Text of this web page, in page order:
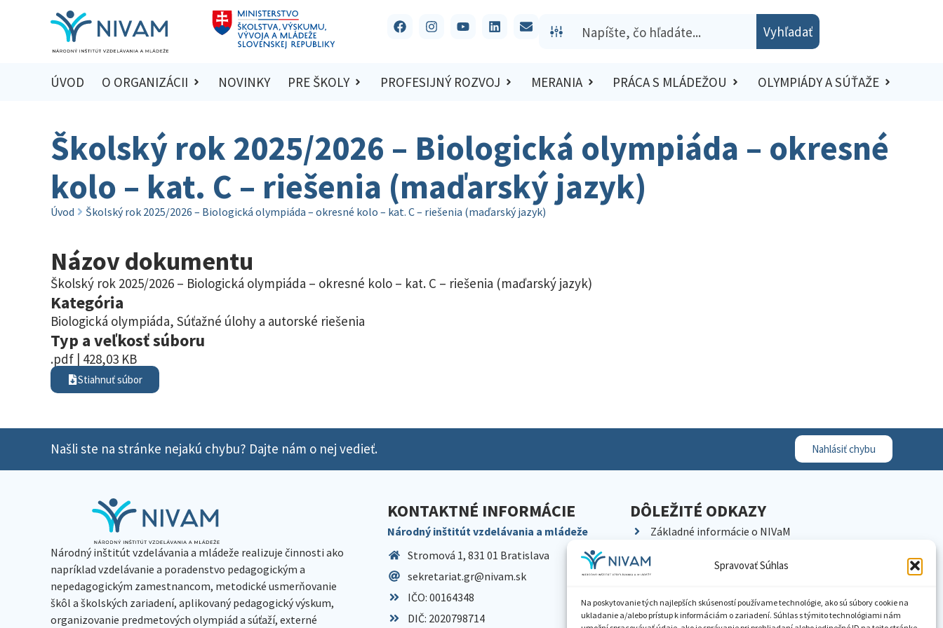
Spravovať Súhlas
Na poskytovanie tých najlepších skúseností používame technológie, ako sú súbory cookie na
ukladanie a/alebo prístup k informáciám o zariadení. Súhlas s týmito technológiami nám
Vyhľadať
ÚVOD O ORGANIZÁCII NOVINKY PRE ŠKOLY PROFESIJNÝ ROZVOJ MERANIA PRÁCA S MLÁDEŽOU OLYMPIÁDY A SÚŤAŽE
Školský rok 2025/2026 – Biologická olympiáda – okresné
kolo – kat. C – riešenia (maďarský jazyk)
Úvod Školský rok 2025/2026 – Biologická olympiáda – okresné kolo – kat. C – riešenia (maďarský jazyk)
Názov dokumentu
Školský rok 2025/2026 – Biologická olympiáda – okresné kolo – kat. C – riešenia (maďarský jazyk)
Kategória
Biologická olympiáda, Súťažné úlohy a autorské riešenia
Typ a veľkosť súboru
.pdf | 428,03 KB
Stiahnuť súbor
Našli ste na stránke nejakú chybu? Dajte nám o nej vedieť. Nahlásiť chybu
Národný inštitút vzdelávania a mládeže realizuje činnosti ako
napríklad vzdelávanie a poradenstvo pedagogickým a
nepedagogickým zamestnancom, metodické usmerňovanie
škôl a školských zariadení, aplikovaný pedagogický výskum,
organizovanie predmetových olympiád a súťaží, externé
KONTAKTNÉ INFORMÁCIE
Národný inštitút vzdelávania a mládeže
Stromová 1, 831 01 Bratislava
sekretariat.gr@nivam.sk
IČO: 00164348
DIČ: 2020798714
DÔLEŽITÉ ODKAZY
Základné informácie o NIVaM
Kariéra
Pracoviská NIVaM